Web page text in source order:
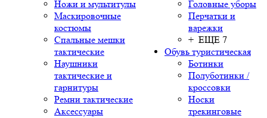
Ножи и мультитулы
Маскировочные
костюмы
Спальные мешки
тактические
Наушники
тактические и
гарнитуры
Ремни тактические
Аксессуары
Головные уборы
Перчатки и
варежки
+ ЕЩЕ 7
Обувь туристическая
Ботинки
Полуботинки /
кроссовки
Носки
трекинговые